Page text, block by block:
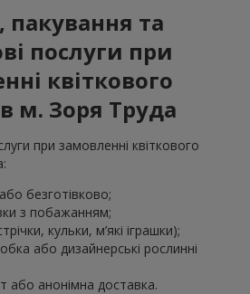
пакування та
послуги при
квіткового
м. Зоря Труда
при замовленні квіткового
безготівково;
з побажанням;
кульки, м’які іграшки);
або дизайнерські рослинні
або анонімна доставка.